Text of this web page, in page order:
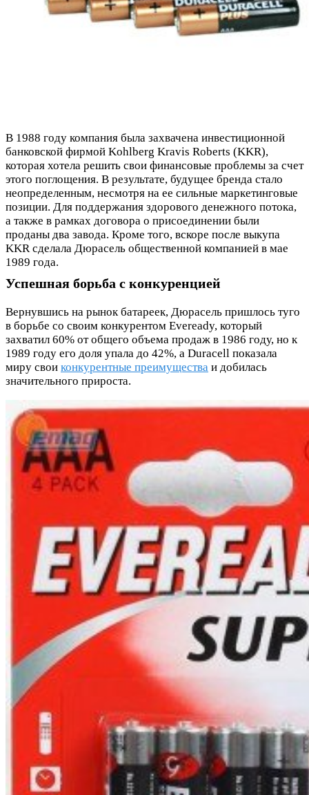
В 1988 году компания была захвачена инвестиционной
банковской фирмой Kohlberg Kravis Roberts (KKR),
которая хотела решить свои финансовые проблемы за счет
этого поглощения. В результате, будущее бренда стало
неопределенным, несмотря на ее сильные маркетинговые
позиции. Для поддержания здорового денежного потока,
а также в рамках договора о присоединении были
проданы два завода. Кроме того, вскоре после выкупа
KKR сделала Дюрасель общественной компанией в мае
1989 года.
Успешная борьба с конкуренцией
Вернувшись на рынок батареек, Дюрасель пришлось туго
в борьбе со своим конкурентом Eveready, который
захватил 60% от общего объема продаж в 1986 году, но к
1989 году его доля упала до 42%, а Duracell показала
миру свои конкурентные преимущества и добилась
значительного прироста.